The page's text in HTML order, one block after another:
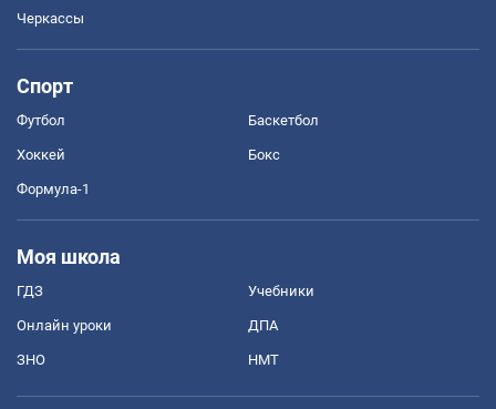
Черкассы
Спорт
Футбол Баскетбол
Хоккей Бокс
Формула-1
Моя школа
ГДЗ Учебники
Онлайн уроки ДПА
ЗНО НМТ